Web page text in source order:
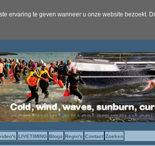
ervaring te geven wanneer u onze website bezoekt.
LIVETIMING Blogs Regio's Contact Zoeken